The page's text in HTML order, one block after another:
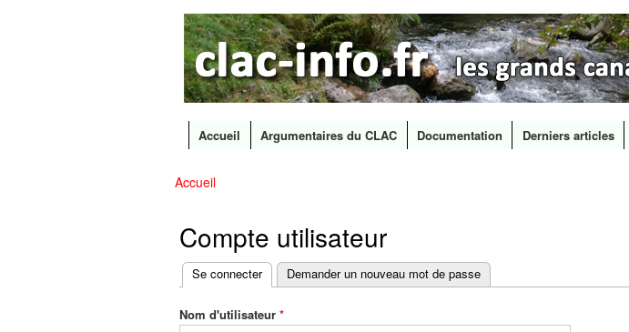
CLAC
Info
Les
grands
canaux
en
Menu principal
Accueil Argumentaires du CLAC Documentation Derniers articles
Accueil
Compte utilisateur
Onglets
principaux
Se connecter(onglet actif)
Demander un nouveau mot de passe
Nom d'utilisateur *